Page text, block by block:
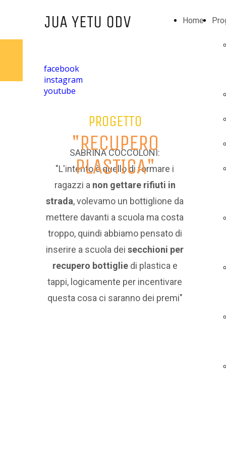
Home
JUA YETU ODV
facebook
instagram
youtube
PROGETTO
"RECUPERO
PLASTICA"
SABRINA COCCOLONI:
"L'intento è quello di formare i
ragazzi a non gettare rifiuti in
strada, volevamo un bottiglione da
mettere davanti a scuola ma costa
troppo, quindi abbiamo pensato di
inserire a scuola dei secchioni per
recupero bottigliedi plastica e
tappi, logicamente per incentivare
questa cosa ci saranno dei premi"